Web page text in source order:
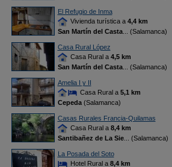
El Refugio de Inma
Vivienda turística a 4,4 km
San Martín del Casta... (Salamanca)
Casa Rural López
Casa Rural a 4,5 km
San Martín del Casta... (Salamanca)
Amelia I y II
Casa Rural a 5,1 km
Cepeda(Salamanca)
Casas Rurales Francia-Quilamas
Casa Rural a 8,4 km
Santibañez de La Sie... (Salamanca)
La Posada del Soto
Hotel Rural a 8,4 km